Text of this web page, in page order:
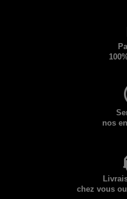
nos
chez vous